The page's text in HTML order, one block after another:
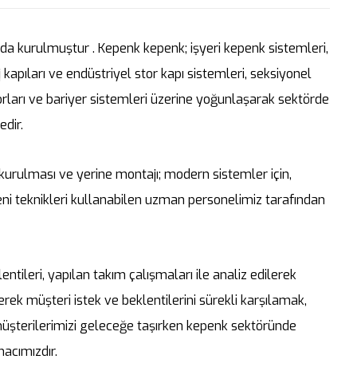
kurulmuştur . Kepenk kepenk; işyeri kepenk sistemleri,
ve endüstriyel stor kapı sistemleri, seksiyonel
ve bariyer sistemleri üzerine yoğunlaşarak sektörde
ve yerine montajı; modern sistemler için,
teknikleri kullanabilen uzman personelimiz tarafından
yapılan takım çalışmaları ile analiz edilerek
müşteri istek ve beklentilerini sürekli karşılamak,
geleceğe taşırken kepenk sektöründe